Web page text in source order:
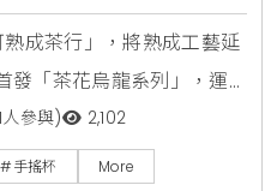
成茶行」，將熟成工藝延
發「茶花烏龍系列」，運
富的新品。限時7天提供
流動的茶飲生活美學。
人參與) 2,102
#手搖杯 More